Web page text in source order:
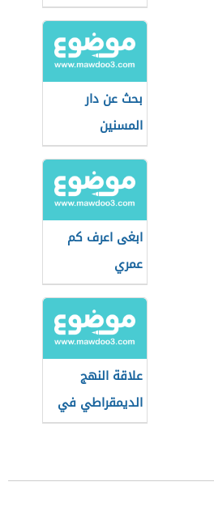
بحث عن دار
المسنين
ابغى اعرف كم
عمري
علاقة النهج
الديمقراطي في
تحقيق الأمن